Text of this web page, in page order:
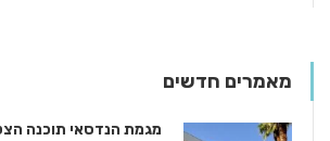
מאמרים חדשים